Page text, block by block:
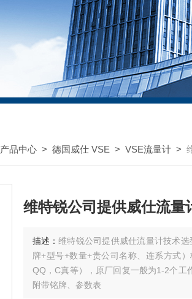
产品中心 > 德国威仕 VSE > VSE流量计 >
维特锐公司提供威仕流量
描述： 维特锐公司提供威仕流量计技术
牌+型号+数量+贵公司名称、连系方式
QQ，C真等），原厂回复一般为1-2个工
附带铭牌、参数表